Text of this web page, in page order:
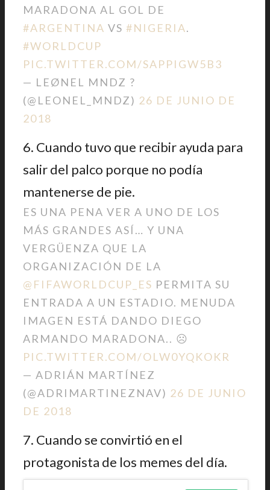
MARADONA AL GOL DE
#ARGENTINA VS #NIGERIA.
#WORLDCUP
PIC.TWITTER.COM/SAPPIGW5B3
— LEØNEL MNDZ ?
(@LEONEL_MNDZ) 26 DE JUNIO DE
2018
6. Cuando tuvo que recibir ayuda para
salir del palco porque no podía
mantenerse de pie.
ES UNA PENA VER A UNO DE LOS
MÁS GRANDES ASÍ… Y UNA
VERGÜENZA QUE LA
ORGANIZACIÓN DE LA
@FIFAWORLDCUP_ES PERMITA SU
ENTRADA A UN ESTADIO. MENUDA
IMAGEN ESTÁ DANDO DIEGO
ARMANDO MARADONA.. ☹
PIC.TWITTER.COM/OLW0YQKOKR
— ADRIÁN MARTÍNEZ
(@ADRIMARTINEZNAV) 26 DE JUNIO
DE 2018
7. Cuando se convirtió en el
protagonista de los memes del día.